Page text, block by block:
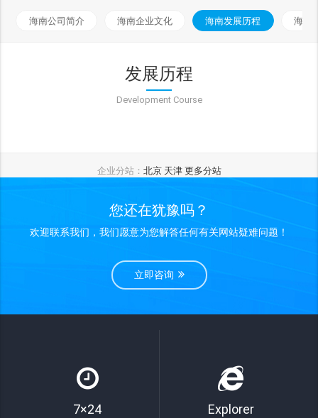
海南公司简介 海南企业文化 海南发展历程 海南
发展历程
Development Course
企业分站： 北京 天津 更多分站
您还在犹豫吗？
欢迎联系我们，我们愿意为您解答任何有关网站疑难问题！
立即咨询
7×24 Explorer